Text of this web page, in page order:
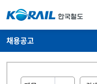
채용공고